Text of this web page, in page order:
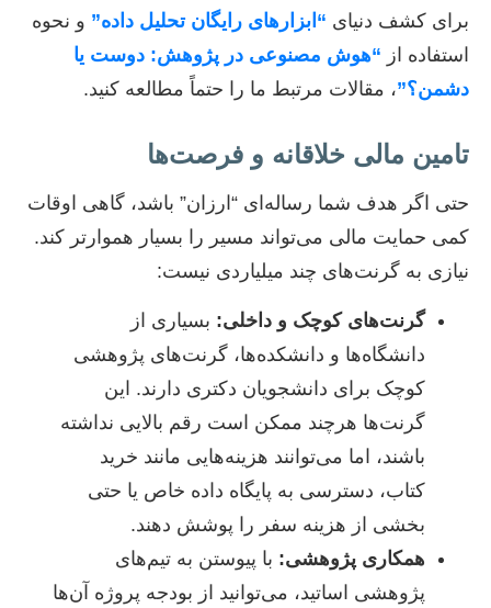
برای کشف دنیای “ابزارهای رایگان تحلیل داده” و نحوه
استفاده از “هوش مصنوعی در پژوهش: دوست یا
دشمن؟”، مقالات مرتبط ما را حتماً مطالعه کنید.
تامین مالی خلاقانه و فرصت‌ها
حتی اگر هدف شما رساله‌ای “ارزان” باشد، گاهی اوقات
کمی حمایت مالی می‌تواند مسیر را بسیار هموارتر کند.
نیازی به گرنت‌های چند میلیاردی نیست:
گرنت‌های کوچک و داخلی: بسیاری از
دانشگاه‌ها و دانشکده‌ها، گرنت‌های پژوهشی
کوچک برای دانشجویان دکتری دارند. این
گرنت‌ها هرچند ممکن است رقم بالایی نداشته
باشند، اما می‌توانند هزینه‌هایی مانند خرید
کتاب، دسترسی به پایگاه داده خاص یا حتی
بخشی از هزینه سفر را پوشش دهند.
همکاری پژوهشی: با پیوستن به تیم‌های
پژوهشی اساتید، می‌توانید از بودجه پروژه آن‌ها